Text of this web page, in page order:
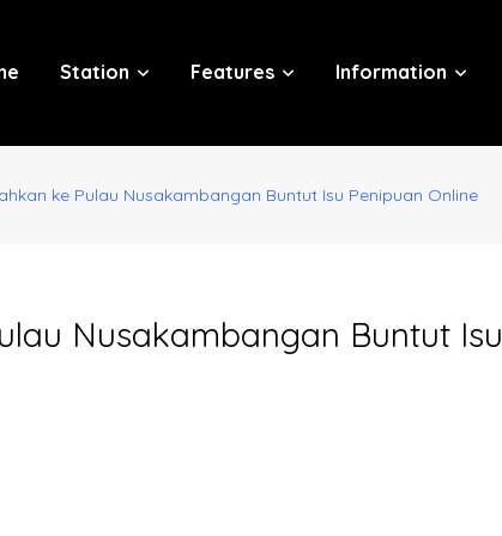
Station Features Information
ke Pulau Nusakambangan Buntut Isu Penipuan Online
Nusakambangan Buntut Isu